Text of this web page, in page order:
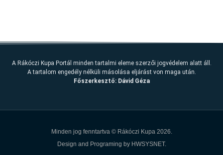
A Rákóczi Kupa Portál minden tartalmi eleme szerzői jogvédelem alatt áll.
A tartalom engedély nélküli másolása eljárást von maga után.
Főszerkesztő: Dávid Géza
Minden jog fenntartva ©Rákóczi Kupa 2026.
Design and Programing byHWSYSNET.